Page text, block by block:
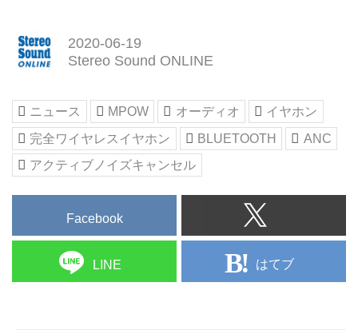
ーディオ・ガジェット製品を提供
的なプロダクトやサービスを展開
する企業を生み出してきたアメリ
カの西海岸の文化に影響を受けて
2013年に創立。現在では欧米や
展開を進めているグローバルブラ
ンドです。Mpow 公式サイトでは
最新情報や製品のご紹介...
2020-06-19
Stereo Sound ONLINE
ニュース MPOW オーディオ
イヤホン
完全ワイヤレスイヤホン
BLUETOOTH
ANC
アクティブノイズキャンセル
Facebook
LINE はてブ